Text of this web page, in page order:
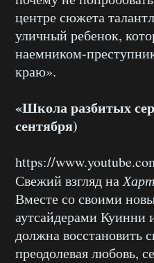
центре сюжета
уличный ребенок,
наемником-
краю».
«Школа разбитых
сентября)
https://
Свежий взгляд на
Вместе со своими
аутсайдерами
должна восстановить
преодолевая любовь,